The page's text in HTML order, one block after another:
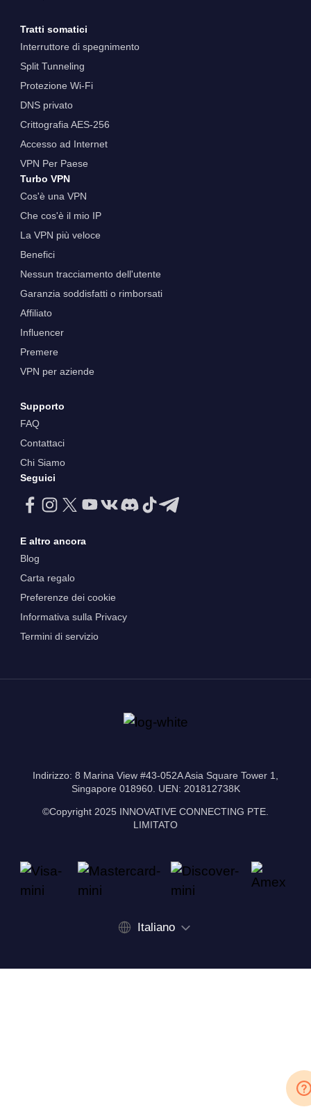
Tratti somatici
Interruttore di spegnimento
Split Tunneling
Protezione Wi-Fi
DNS privato
Crittografia AES-256
Accesso ad Internet
VPN Per Paese
Turbo VPN
Cos'è una VPN
Che cos'è il mio IP
La VPN più veloce
Benefici
Nessun tracciamento dell'utente
Garanzia soddisfatti o rimborsati
Affiliato
Influencer
Premere
VPN per aziende
Supporto
FAQ
Contattaci
Chi Siamo
Seguici
E altro ancora
Blog
Carta regalo
Preferenze dei cookie
Informativa sulla Privacy
Termini di servizio
Indirizzo: 8 Marina View #43-052A Asia Square Tower 1,
Singapore 018960. UEN: 201812738K
©Copyright 2025 INNOVATIVE CONNECTING PTE.
LIMITATO
Italiano